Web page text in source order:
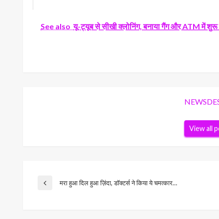
See also यू-ट्यूब से सीखी क्लोनिंग, बनाया गैंग और ATM में शुरू
View all
Post
Previous
मरा हुआ दिल हुआ ज़िंदा, डॉक्टर्स ने किया ये चमत्कार…